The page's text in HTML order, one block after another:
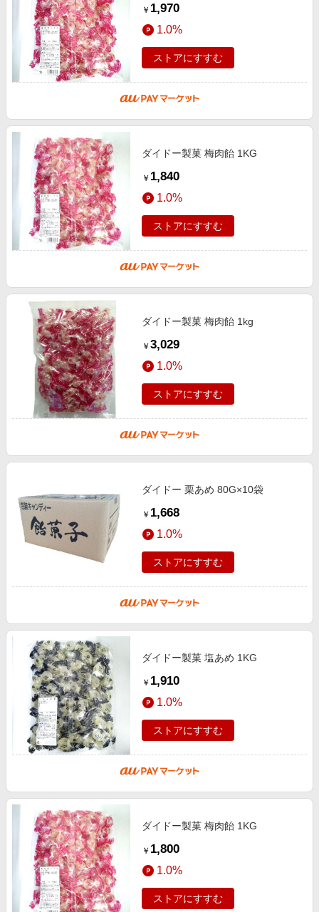
￥ 1,970
1.0%
ストアにすすむ
ダイドー製菓 梅肉飴 1KG
￥ 1,840
1.0%
ストアにすすむ
ダイドー製菓 梅肉飴 1kg
￥ 3,029
1.0%
ストアにすすむ
ダイドー 栗あめ 80G×10袋
￥ 1,668
1.0%
ストアにすすむ
ダイドー製菓 塩あめ 1KG
￥ 1,910
1.0%
ストアにすすむ
ダイドー製菓 梅肉飴 1KG
￥ 1,800
1.0%
ストアにすすむ